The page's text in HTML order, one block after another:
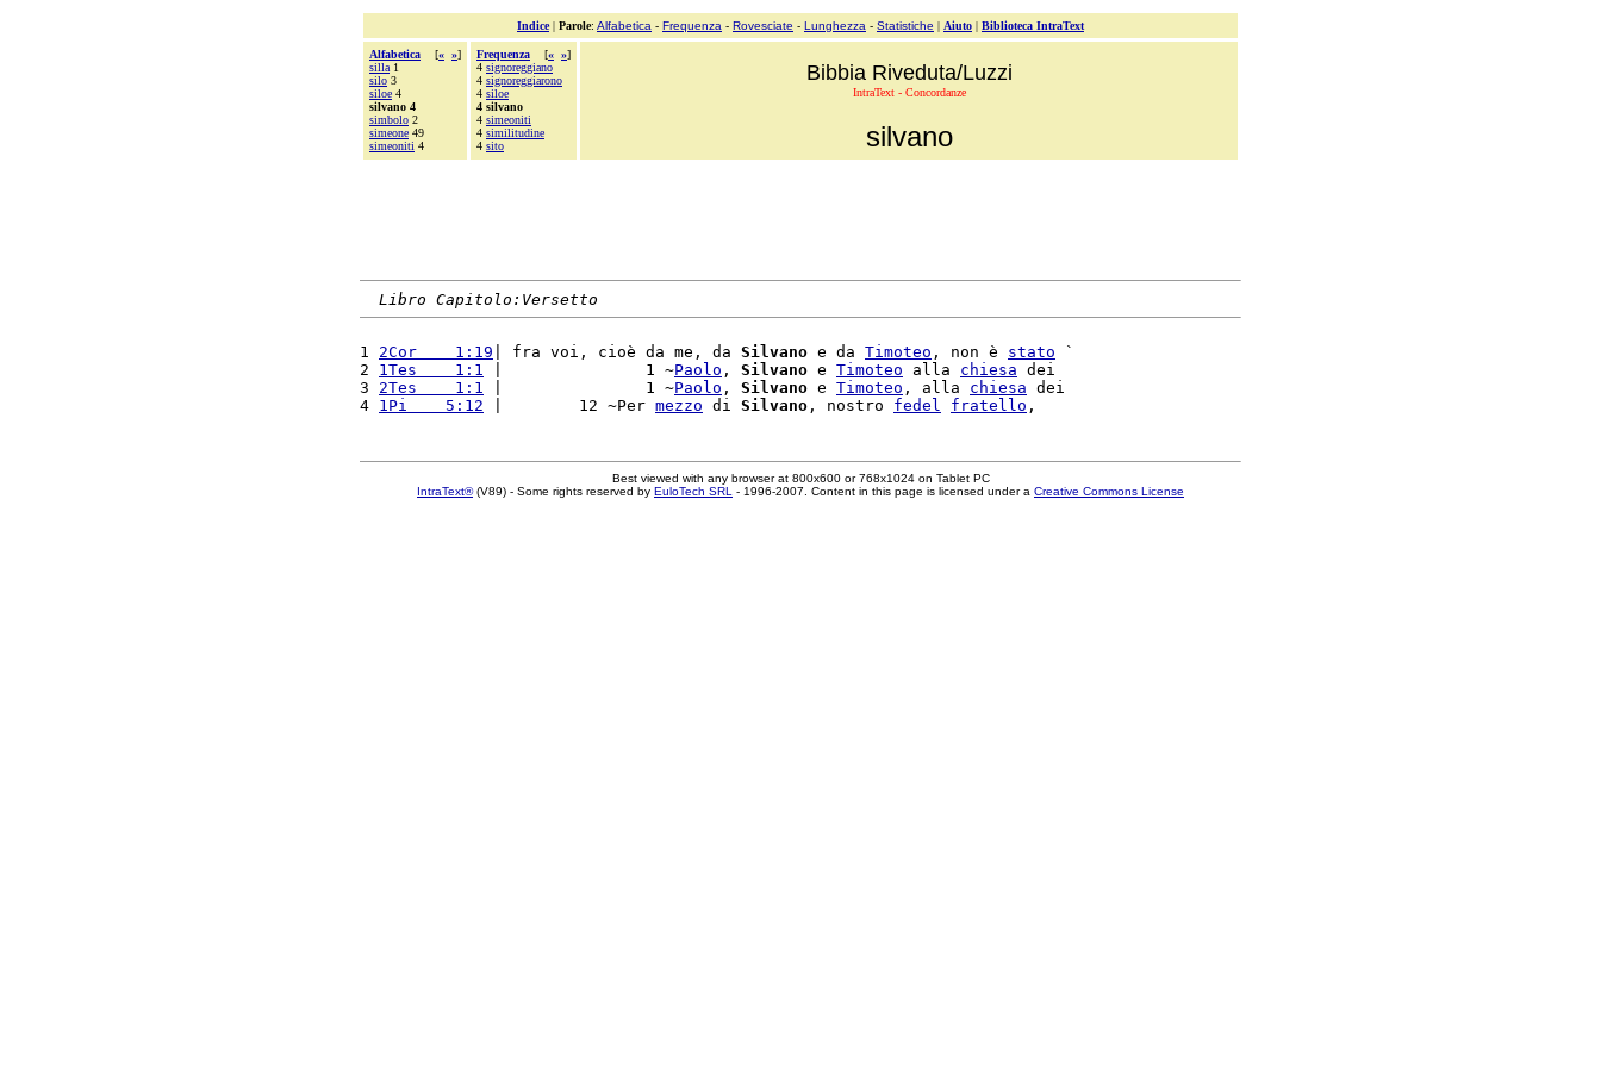
Indice| Parole: Alfabetica - Frequenza - Rovesciate - Lunghezza - Statistiche | Aiuto | Biblioteca IntraText
Alfabetica [« »]
silla 1
silo 3
siloe 4
silvano 4
simbolo 2
simeone 49
simeoniti 4
Frequenza [« »]
4 signoreggiano
4 signoreggiarono
4 siloe
4 silvano
4 simeoniti
4 similitudine
4 sito
Bibbia Riveduta/Luzzi
IntraText - Concordanze
silvano
Libro Capitolo:Versetto
1 2Cor    1:19 | fra voi, cioè da me, da Silvano e da Timoteo , non è stato `
2 1Tes    1:1 |               1 ~Paolo , Silvano e Timoteo alla chiesa dei
3 2Tes    1:1 |               1 ~Paolo , Silvano e Timoteo , alla chiesa dei
4 1Pi    5:12 |        12 ~Per mezzo di Silvano , nostro fedel fratello
Best viewed with any browser at 800x600 or 768x1024 on Tablet PC
IntraText®(V89) - Some rights reserved by EuloTech SRL - 1996-2007. Content in this page is licensed under a Creative Commons License